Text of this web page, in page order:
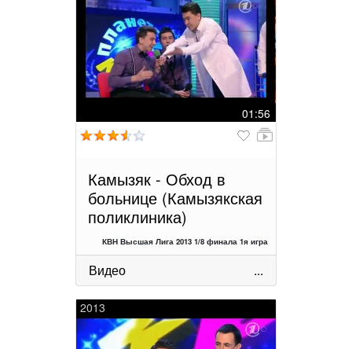
01:56
Камызяк - Обход в
больнице (Камызякская
поликлиника)
КВН Высшая Лига 2013 1/8 финала 1я игра
Видео ...
2013